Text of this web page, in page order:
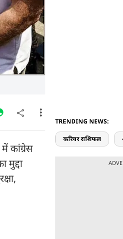
कांग्रेस
मुद्दा
TRENDING NEWS:
करियर राशिफल